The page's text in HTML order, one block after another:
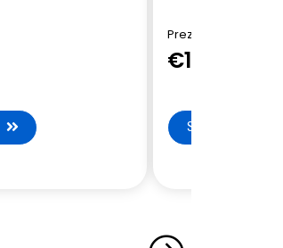
Prezzo Renord
€13.900
SCHEDA